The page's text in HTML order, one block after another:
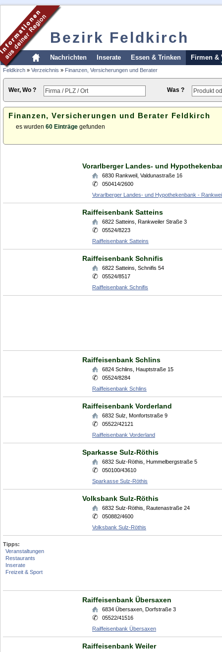
Bezirk Feldkirch
Nachrichten Inserate Essen & Trinken Firmen &
Feldkirch » Verzeichnis » Finanzen, Versicherungen und Berater
Wer, Wo ? Was ?
Finanzen, Versicherungen und Berater Feldkirch
es wurden 60 Einträge gefunden
Vorarlberger Landes- und
6830 Rankweil Valdunastraße 16
050414/2600
Vorarlberger Landes- und Hypothekenbank -
Raiffeisenbank Satteins
6822 Satteins Rankweiler Straße 3
05524/8223
Raiffeisenbank Satteins
Raiffeisenbank Schnifis
6822 Satteins Schnifis 54
05524/8517
Raiffeisenbank Schnifis
Raiffeisenbank Schlins
6824 Schlins Hauptstraße 15
05524/8284
Raiffeisenbank Schlins
Raiffeisenbank Vorderland
6832 Sulz Monfortstraße 9
05522/42121
Raiffeisenbank Vorderland
Sparkasse Sulz-Röthis
6832 Sulz-Röthis Hummelbergstraße 5
050100/43610
Sparkasse Sulz-Röthis
Volksbank Sulz-Röthis
6832 Sulz-Röthis Rautenastraße 24
050882/4600
Volksbank Sulz-Röthis
Tipps:
Veranstaltungen
Restaurants
Inserate
Freizeit & Sport
Raiffeisenbank Übersaxen
6834 Übersaxen Dorfstraße 3
05522/41516
Raiffeisenbank Übersaxen
Raiffeisenbank Weiler